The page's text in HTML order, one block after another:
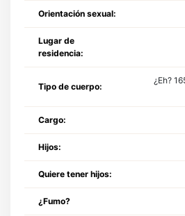
Orientación sexual:
Lugar de
residencia:
Tipo de cuerpo:
¿Eh?
Cargo:
Hijos:
Quiere tener hijos:
¿Fumo?